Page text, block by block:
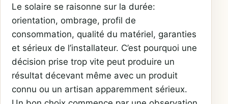
Le solaire se raisonne sur la durée:
orientation, ombrage, profil de
consommation, qualité du matériel, garanties
et sérieux de l’installateur. C’est pourquoi une
décision prise trop vite peut produire un
résultat décevant même avec un produit
connu ou un artisan apparemment sérieux.